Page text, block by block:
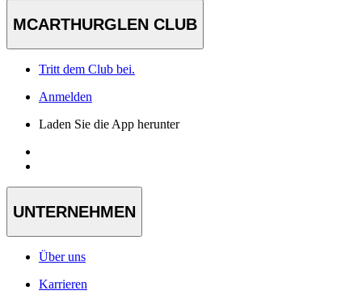
MCARTHURGLEN CLUB
Tritt dem Club bei.
Anmelden
Laden Sie die App herunter
UNTERNEHMEN
Über uns
Karrieren